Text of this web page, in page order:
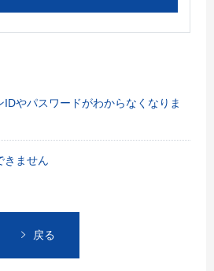
IDやパスワードがわからなくなりま
きません
戻る